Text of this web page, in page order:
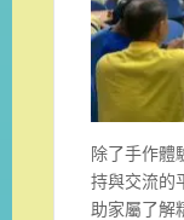
除了手作體
持與交流的
助家屬了解